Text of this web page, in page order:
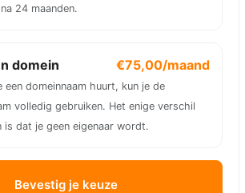
24 maanden.
domein €75,00/maand
een domeinnaam huurt, kun je de
volledig gebruiken. Het enige verschil
is dat je geen eigenaar wordt.
Bevestig je keuze